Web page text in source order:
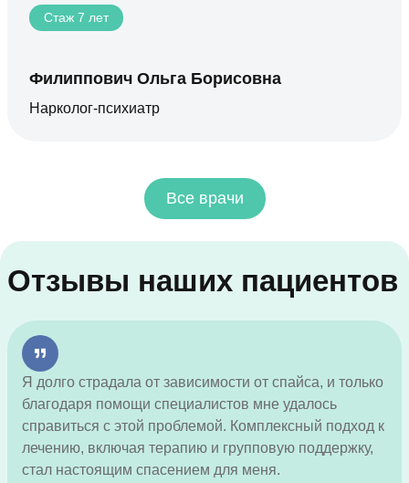
Стаж 7 лет
Филиппович Ольга Борисовна
Нарколог-психиатр
Все врачи
Отзывы наших пациентов
Я долго страдала от зависимости от спайса, и только
благодаря помощи специалистов мне удалось
справиться с этой проблемой. Комплексный подход к
лечению, включая терапию и групповую поддержку,
стал настоящим спасением для меня.